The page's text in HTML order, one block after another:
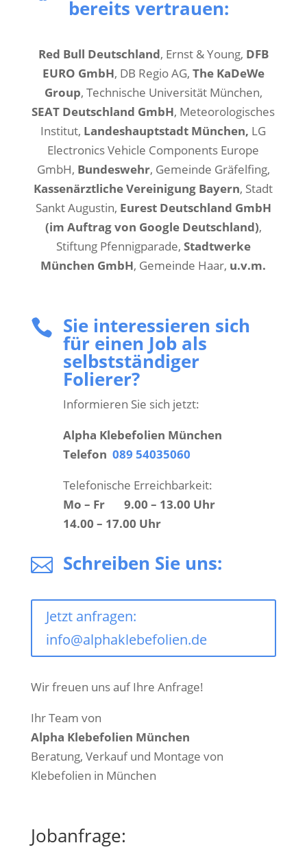
bereits vertrauen:
Red Bull Deutschland, Ernst & Young, DFB
EURO GmbH, DB Regio AG, The KaDeWe
Group, Technische Universität München,
SEAT Deutschland GmbH, Meteorologisches
Institut, Landeshauptstadt München, LG
Electronics Vehicle Components Europe
GmbH, Bundeswehr, Gemeinde Gräfelfing,
Kassenärztliche Vereinigung Bayern, Stadt
Sankt Augustin, Eurest Deutschland GmbH
(im Auftrag von Google Deutschland),
Stiftung Pfennigparade, Stadtwerke
München GmbH, Gemeinde Haar, u.v.m.
 Sie interessieren sich
für einen Job als
selbstständiger
Folierer?
Informieren Sie sich jetzt:
Alpha Klebefolien München
Telefon 089 54035060
Telefonische Erreichbarkeit:
Mo – Fr 9.00 – 13.00 Uhr
14.00 – 17.00 Uhr
 Schreiben Sie uns:
Jetzt anfragen:
info@alphaklebefolien.de
Wir freuen uns auf Ihre Anfrage!
Ihr Team von
Alpha Klebefolien München
Beratung, Verkauf und Montage von
Klebefolien in München
Jobanfrage: